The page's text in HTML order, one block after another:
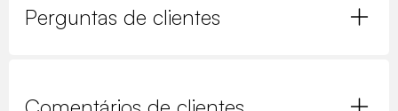
Perguntas de clientes